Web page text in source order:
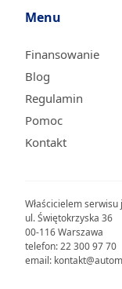
Właścicielem serwisu
ul. Świętokrzyska 36
00-116 Warszawa
telefon: 22 300 97 70
email:
Menu
Finansowanie
Blog
Regulamin
Pomoc
Kontakt